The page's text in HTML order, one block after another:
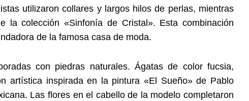
utilizaron collares y largos hilos de perlas, mientras
la colección «Sinfonía de Cristal». Esta combinación
de la famosa casa de moda.
con piedras naturales. Ágatas de color fucsia,
artística inspirada en la pintura «El Sueño» de Pablo
Las flores en el cabello de la modelo completaron